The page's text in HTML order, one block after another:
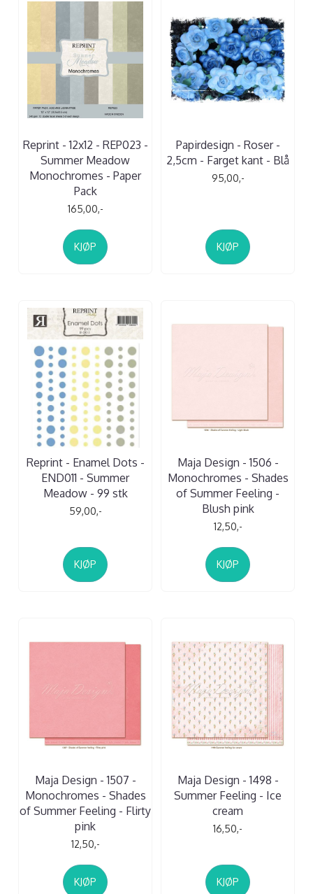
Reprint - 12x12 - REP023 -
Summer Meadow
Monochromes - Paper
Pack
165,00,-
KJØP
Papirdesign - Roser -
2,5cm - Farget kant - Blå
95,00,-
KJØP
Reprint - Enamel Dots -
END011 - Summer
Meadow - 99 stk
59,00,-
KJØP
Maja Design - 1506 -
Monochromes - Shades
of Summer Feeling -
Blush pink
12,50,-
KJØP
Maja Design - 1507 -
Monochromes - Shades
of Summer Feeling - Flirty
pink
12,50,-
KJØP
Maja Design - 1498 -
Summer Feeling - Ice
cream
16,50,-
KJØP